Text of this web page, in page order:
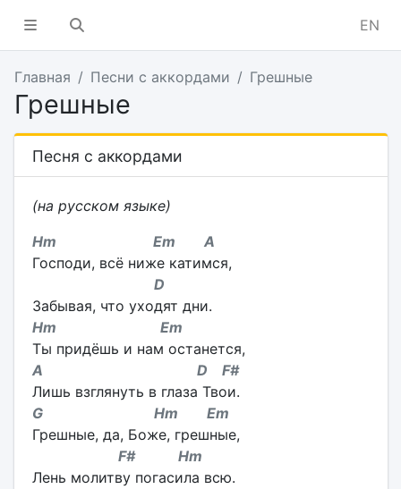
EN
Главная Песни с аккордами Грешные
Грешные
Песня с аккордами
(на русском языке)
Hm Em A
Господи, всё ниже катимся,
D
Забывая, что уходят дни.
Hm Em
Ты придёшь и нам останется,
A D F#
Лишь взглянуть в глаза Твои.
G Hm Em
Грешные, да, Боже, грешные,
F# Hm
Лень молитву погасила всю.